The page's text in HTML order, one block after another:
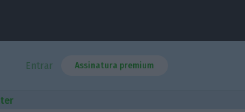
Entrar Assinatura premium